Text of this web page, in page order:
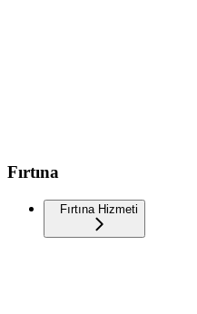
Fırtına
Fırtına Hizmeti